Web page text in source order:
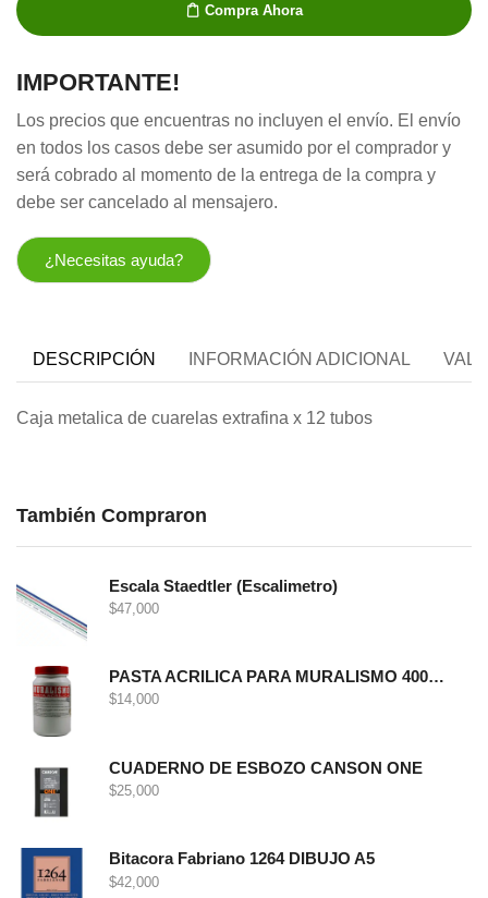
Compra Ahora
IMPORTANTE!
Los precios que encuentras no incluyen el envío. El envío
en todos los casos debe ser asumido por el comprador y
será cobrado al momento de la entrega de la compra y
debe ser cancelado al mensajero.
¿Necesitas ayuda?
DESCRIPCIÓN INFORMACIÓN ADICIONAL
Caja metalica de cuarelas extrafina x 12 tubos
También Compraron
Escala Staedtler (Escalimetro)
$47,000
PASTA ACRILICA PARA MURALISMO 400 GRS
$14,000
CUADERNO DE ESBOZO CANSON ONE
$25,000
Bitacora Fabriano 1264 DIBUJO A5
$42,000